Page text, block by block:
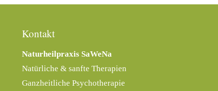
Kontakt
Naturheilpraxis SaWeNa
Natürliche & sanfte Therapien
Ganzheitliche Psychotherapie